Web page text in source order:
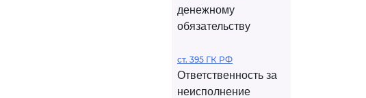
денежному
обязательству
ст. 395 ГК РФ
Ответственность за
неисполнение